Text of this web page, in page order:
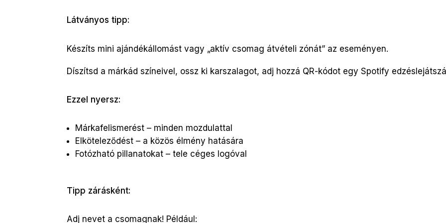
Látványos tipp:
Készíts mini ajándékállomást vagy „aktív csomag átvételi zónát” az eseményen.
Díszítsd a márkád színeivel, ossz ki karszalagot, adj hozzá QR-kódot egy Spotify
Ezzel nyersz:
Márkafelismerést – minden mozdulattal
Elköteleződést – a közös élmény hatására
Fotózható pillanatokat – tele céges logóval
Tipp zárásként:
Adj nevet a csomagnak! Például: